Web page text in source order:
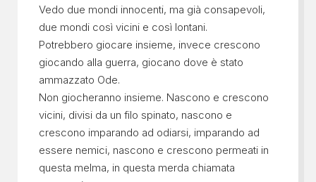
Vedo due mondi innocenti, ma già consapevoli,
due mondi così vicini e così lontani.
Potrebbero giocare insieme, invece crescono
giocando alla guerra, giocano dove è stato
ammazzato Ode.
Non giocheranno insieme. Nascono e crescono
vicini, divisi da un filo spinato, nascono e
crescono imparando ad odiarsi, imparando ad
essere nemici, nascono e crescono permeati in
questa melma, in questa merda chiamata